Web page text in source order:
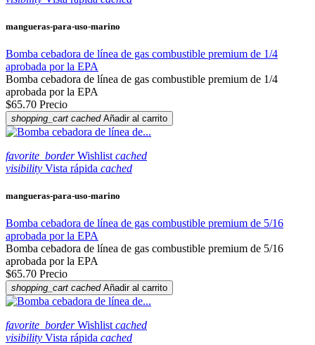
mangueras-para-uso-marino
Bomba cebadora de línea de gas combustible premium de 1/4
aprobada por la EPA
Bomba cebadora de línea de gas combustible premium de 1/4
aprobada por la EPA
$65.70 Precio
shopping_cart cached Añadir al carrito
favorite_border Wishlist cached
visibility Vista rápida cached
mangueras-para-uso-marino
Bomba cebadora de línea de gas combustible premium de 5/16
aprobada por la EPA
Bomba cebadora de línea de gas combustible premium de 5/16
aprobada por la EPA
$65.70 Precio
shopping_cart cached Añadir al carrito
favorite_border Wishlist cached
visibility Vista rápida cached